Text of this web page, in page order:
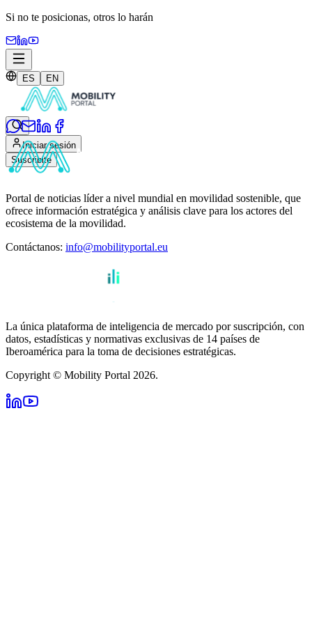
Si no te posicionas, otros lo harán
ES EN
Iniciar sesión
Suscribite
Portal de noticias líder a nivel mundial en movilidad sostenible, que
ofrece información estratégica y análisis clave para los actores del
ecosistema de la movilidad.
Contáctanos: info@mobilityportal.eu
La única plataforma de inteligencia de mercado por suscripción, con
datos, estadísticas y normativas exclusivas de 14 países de
Iberoamérica para la toma de decisiones estratégicas.
Copyright © Mobility Portal 2026.